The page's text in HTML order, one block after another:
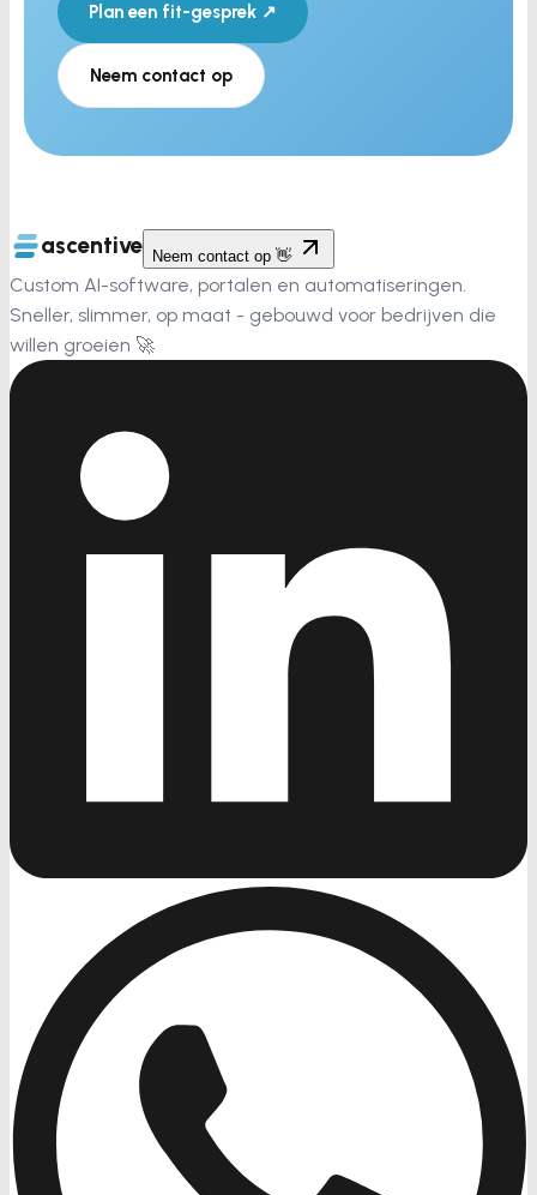
Plan een fit-gesprek ↗
Neem contact op
ascentive Neem contact op 👋
Custom AI-software, portalen en automatiseringen.
Sneller, slimmer, op maat - gebouwd voor bedrijven die
willen groeien 🚀